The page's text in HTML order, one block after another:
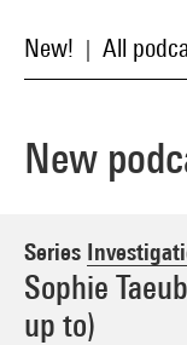
New! All
New
Series
Sophie
up to)